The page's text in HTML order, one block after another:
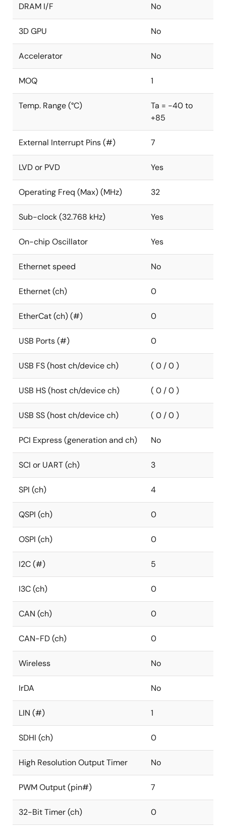
DRAM I/F No
3D GPU No
Accelerator No
MOQ 1
Temp. Range (°C)
Ta = -40 to
+85
External Interrupt Pins (#) 7
LVD or PVD Yes
Operating Freq (Max) (MHz) 32
Sub-clock (32.768 kHz) Yes
On-chip Oscillator Yes
Ethernet speed No
Ethernet (ch) 0
EtherCat (ch) (#) 0
USB Ports (#) 0
USB FS (host ch/device ch) ( 0 / 0 )
USB HS (host ch/device ch) ( 0 / 0 )
USB SS (host ch/device ch) ( 0 / 0 )
PCI Express (generation and ch) No
SCI or UART (ch) 3
SPI (ch) 4
QSPI (ch) 0
OSPI (ch) 0
I2C (#) 5
I3C (ch) 0
CAN (ch) 0
CAN-FD (ch) 0
Wireless No
IrDA No
LIN (#) 1
SDHI (ch) 0
High Resolution Output Timer No
PWM Output (pin#) 7
32-Bit Timer (ch) 0